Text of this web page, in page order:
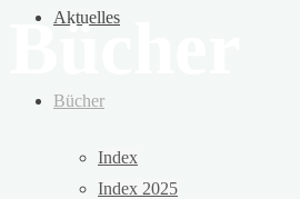
Aktuelles
Bücher
Index
Index 2025
Bücher